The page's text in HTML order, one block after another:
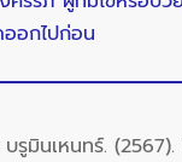
อกไปก่อน
มินเหนทร์. (2567).